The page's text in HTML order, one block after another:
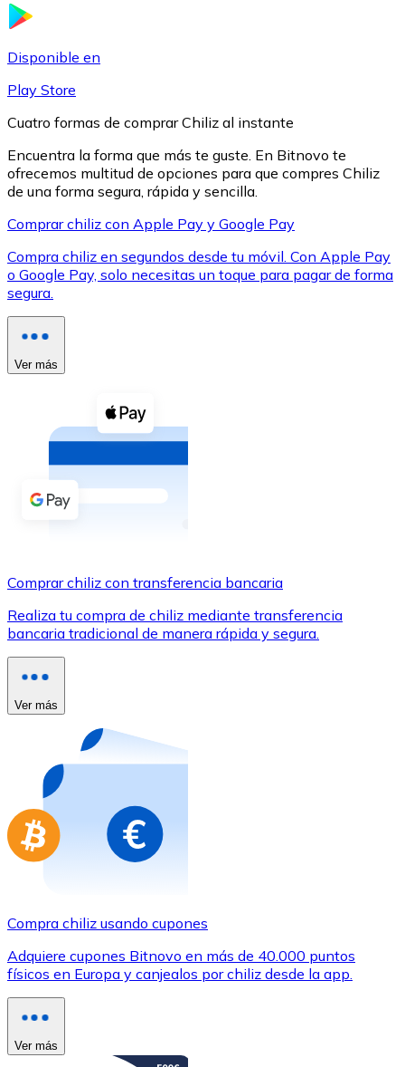
XRP
XRP
Ver todo
Compra criptomonedas con efectivo en tu tienda más
Comprar con efectivo
Transferencia SEPA
Utiliza tarjetas Visa y Mastercard para comprar
Comprar con tarjeta
Compra tarjetas regalo de tus marcas favoritas con
Ir a la tienda de tarjetas regalo
Disponible en
Play Store
Cuatro formas de comprar Chiliz al instante
Encuentra la forma que más te guste. En Bitnovo te
ofrecemos multitud de opciones para que compres Chiliz
de una forma segura, rápida y sencilla.
Comprar chiliz con Apple Pay y Google Pay
Compra chiliz en segundos desde tu móvil. Con Apple Pay
o Google Pay, solo necesitas un toque para pagar de forma
segura.
Ver más
Comprar chiliz con transferencia bancaria
Realiza tu compra de chiliz mediante transferencia
bancaria tradicional de manera rápida y segura.
Ver más
Compra chiliz usando cupones
Adquiere cupones Bitnovo en más de 40.000 puntos
físicos en Europa y canjealos por chiliz desde la app.
Ver más